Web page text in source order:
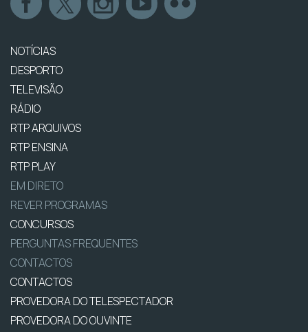
NOTÍCIAS
DESPORTO
TELEVISÃO
RÁDIO
RTP ARQUIVOS
RTP ENSINA
RTP PLAY
EM DIRETO
REVER PROGRAMAS
CONCURSOS
PERGUNTAS FREQUENTES
CONTACTOS
CONTACTOS
PROVEDORA DO TELESPECTADOR
PROVEDORA DO OUVINTE